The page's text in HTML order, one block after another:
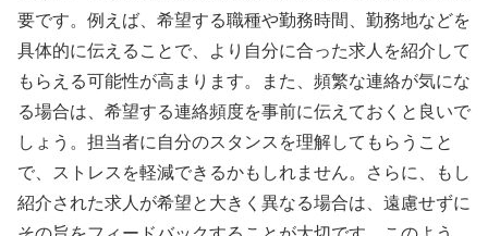
要です。例えば、希望する職種や勤務時間、勤務地などを
具体的に伝えることで、より自分に合った求人を紹介して
もらえる可能性が高まります。また、頻繁な連絡が気にな
る場合は、希望する連絡頻度を事前に伝えておくと良いで
しょう。担当者に自分のスタンスを理解してもらうこと
で、ストレスを軽減できるかもしれません。さらに、もし
紹介された求人が希望と大きく異なる場合は、遠慮せずに